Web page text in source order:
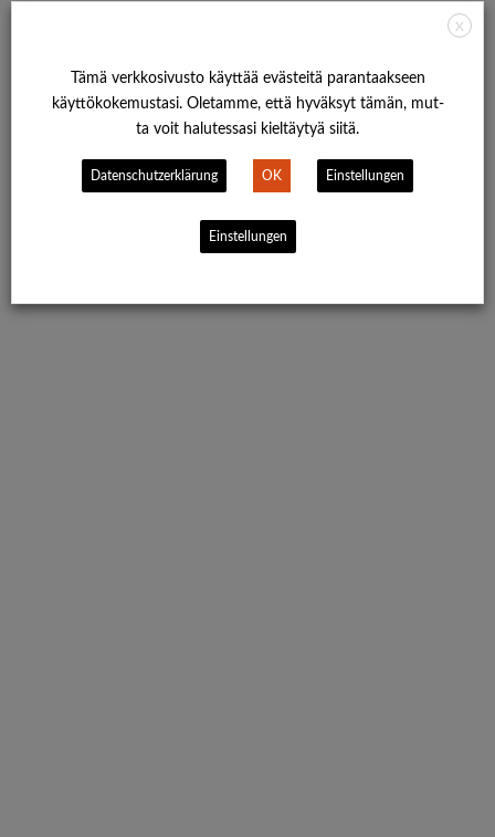
X
Tämä verkko­si­vus­to käyt­tää eväs­tei­tä paran­taak­seen
käytt­öko­ke­mus­ta­si. Ole­tam­me, että hyväk­syt tämän, mut­
ta voit halu­tess­asi kiel­täy­tyä siitä.
Daten­schutz­er­klä­rung OK Ein­stel­lun­gen
Ein­stel­lun­gen